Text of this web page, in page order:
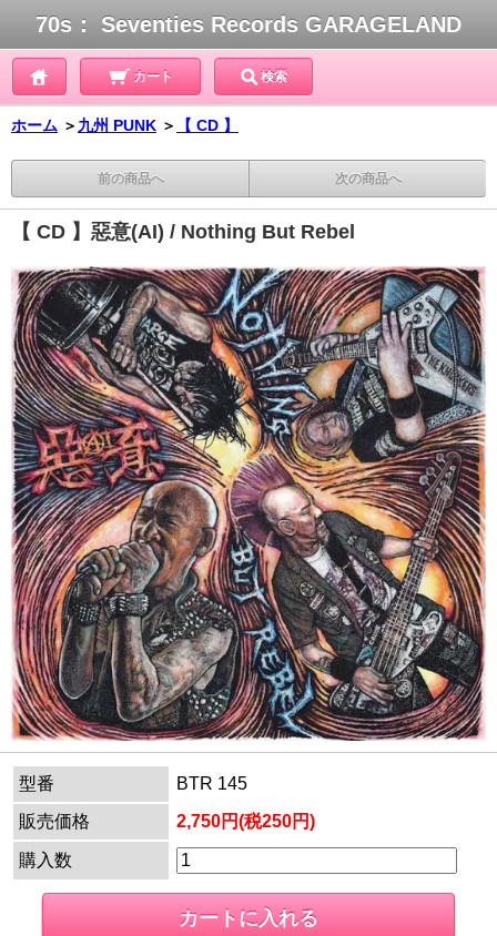
70s： Seventies Records GARAGELAND
カート 検索
ホーム ＞ 九州 PUNK ＞ 【 CD 】
前の商品へ 次の商品へ
【 CD 】惡意(AI) / Nothing But Rebel
型番
BTR 145
販売価格
2,750円(税250円)
購入数